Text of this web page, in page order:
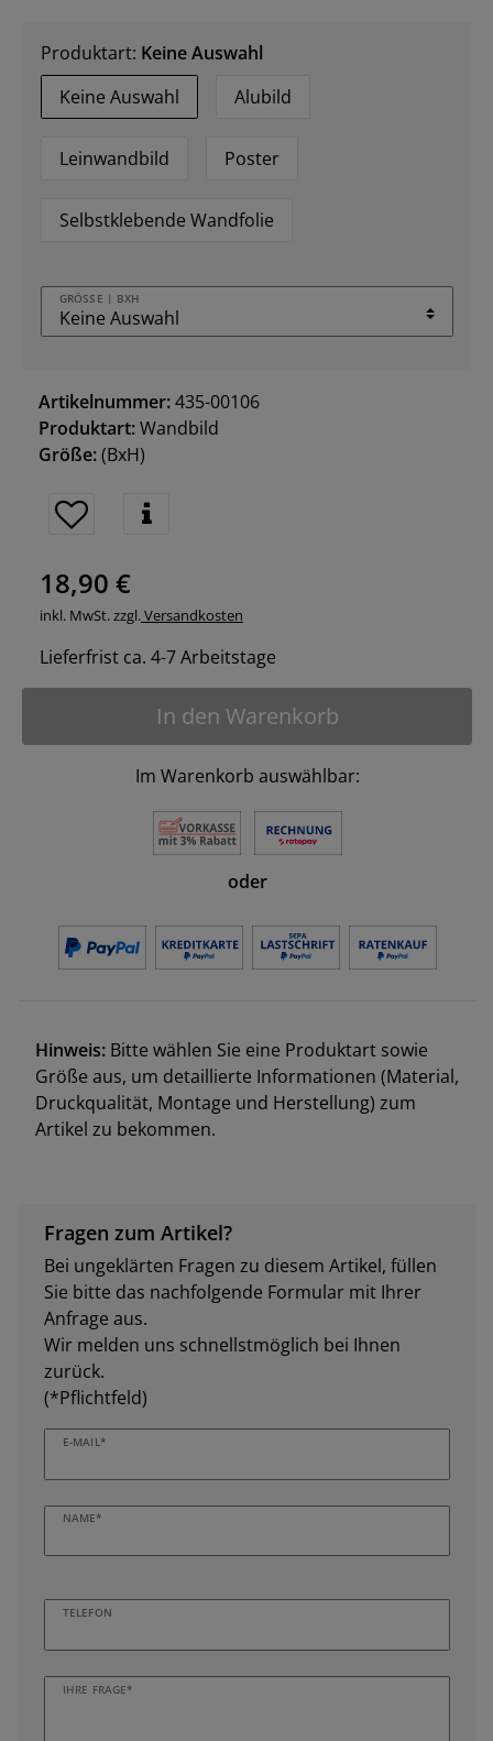
Produktart: Keine Auswahl
Keine Auswahl
Alubild
Leinwandbild Poster
Selbstklebende Wandfolie
GRÖSSE | BXH
Artikelnummer:435-00106
Produktart:Wandbild
Größe:(BxH)
18,90 €
inkl. MwSt. zzgl.Versandkosten
Lieferfrist ca. 4-7 Arbeitstage
In den Warenkorb
Im Warenkorb auswählbar:
oder
Hinweis: Bitte wählen Sie eine Produktart sowie
Größe aus, um detaillierte Informationen (Material,
Druckqualität, Montage und Herstellung) zum
Artikel zu bekommen.
Fragen zum Artikel?
Bei ungeklärten Fragen zu diesem Artikel, füllen
Sie bitte das nachfolgende Formular mit Ihrer
Anfrage aus.
Wir melden uns schnellstmöglich bei Ihnen
zurück.
(*Pflichtfeld)
E-MAIL*
NAME*
TELEFON
IHRE FRAGE*